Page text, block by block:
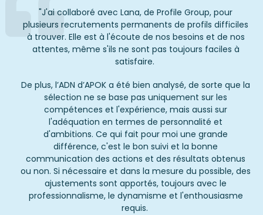
"J'ai collaboré avec Lana, de Profile Group, pour
plusieurs recrutements permanents de profils difficiles
à trouver. Elle est à l'écoute de nos besoins et de nos
attentes, même s'ils ne sont pas toujours faciles à
satisfaire.
De plus, l’ADN d’APOK a été bien analysé, de sorte que la
sélection ne se base pas uniquement sur les
compétences et l'expérience, mais aussi sur
l'adéquation en termes de personnalité et
d'ambitions. Ce qui fait pour moi une grande
différence, c'est le bon suivi et la bonne
communication des actions et des résultats obtenus
ou non. Si nécessaire et dans la mesure du possible, des
ajustements sont apportés, toujours avec le
professionnalisme, le dynamisme et l'enthousiasme
requis.